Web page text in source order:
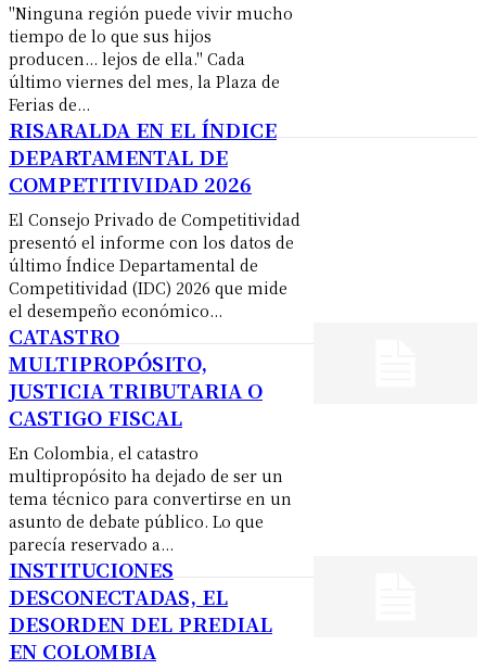
"Ninguna región puede vivir mucho
tiempo de lo que sus hijos
producen... lejos de ella." Cada
último viernes del mes, la Plaza de
Ferias de...
RISARALDA EN EL ÍNDICE
DEPARTAMENTAL DE
COMPETITIVIDAD 2026
El Consejo Privado de Competitividad
presentó el informe con los datos de
último Índice Departamental de
Competitividad (IDC) 2026 que mide
el desempeño económico...
CATASTRO
MULTIPROPÓSITO,
JUSTICIA TRIBUTARIA O
CASTIGO FISCAL
En Colombia, el catastro
multipropósito ha dejado de ser un
tema técnico para convertirse en un
asunto de debate público. Lo que
parecía reservado a...
INSTITUCIONES
DESCONECTADAS, EL
DESORDEN DEL PREDIAL
EN COLOMBIA